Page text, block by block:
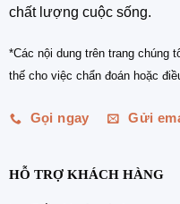
chất lượng cuộc sống.
*Các nội dung trên trang chúng
thế cho việc chẩn đoán hoặc
Gọi ngay Gửi
HỖ TRỢ KHÁCH HÀNG